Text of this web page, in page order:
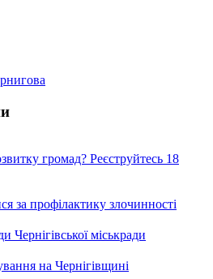
громад? Реєструйтесь 18
за профілактику злочинності
Чернігівської міськради
на Чернігівщині